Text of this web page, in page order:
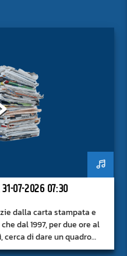
31-07-2026 07:30
dalla carta stampata e
dal 1997, per due ore al
cerca di dare un quadro
senza fermarsi alla